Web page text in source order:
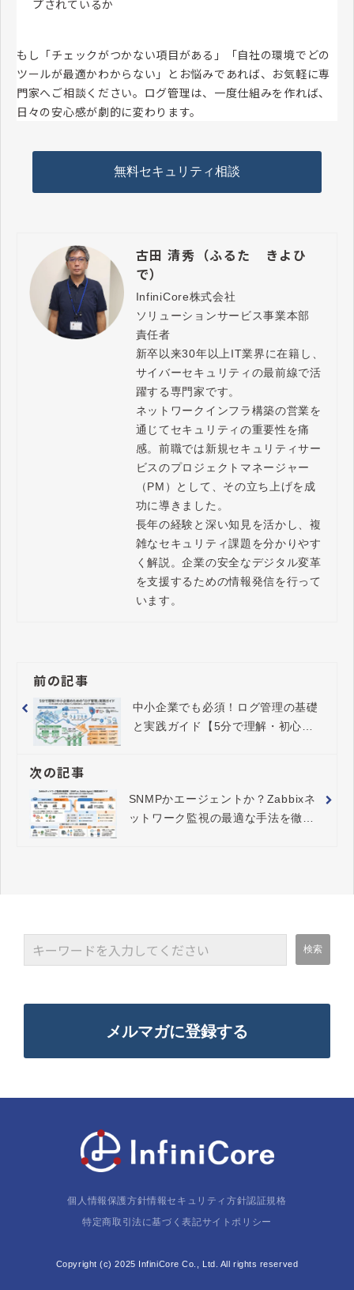
プされているか
もし「チェックがつかない項目がある」「自社の環境でどの
ツールが最適かわからない」とお悩みであれば、お気軽に専
門家へご相談ください。ログ管理は、一度仕組みを作れば、
日々の安心感が劇的に変わります。
無料セキュリティ相談
古田 清秀（ふるた きよひ
で）
InfiniCore株式会社
ソリューションサービス事業本部
責任者
新卒以来30年以上IT業界に在籍し、
サイバーセキュリティの最前線で活
躍する専門家です。
ネットワークインフラ構築の営業を
通じてセキュリティの重要性を痛
感。前職では新規セキュリティサー
ビスのプロジェクトマネージャー
（PM）として、その立ち上げを成
功に導きました。
長年の経験と深い知見を活かし、複
雑なセキュリティ課題を分かりやす
く解説。企業の安全なデジタル変革
を支援するための情報発信を行って
います。
前の記事
中小企業でも必須！ログ管理の基礎
と実践ガイド【5分で理解・初心者
次の記事
SNMPかエージェントか？Zabbixネ
ットワーク監視の最適な手法を徹底
メルマガに登録する
個人情報保護方針情報セキュリティ方針認証規格
特定商取引法に基づく表記サイトポリシー
Copyright (c) 2025 InfiniCore Co., Ltd. All rights reserved